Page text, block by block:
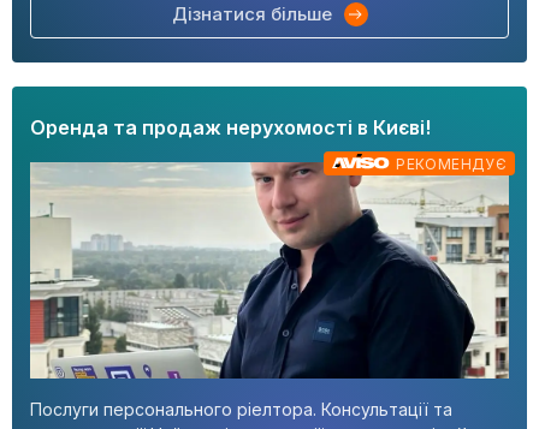
Дізнатися більше
Послуги персонального ріелтора. Консультації та
Оренда та продаж нерухомості в Києві!
РЕКОМЕНДУЄ